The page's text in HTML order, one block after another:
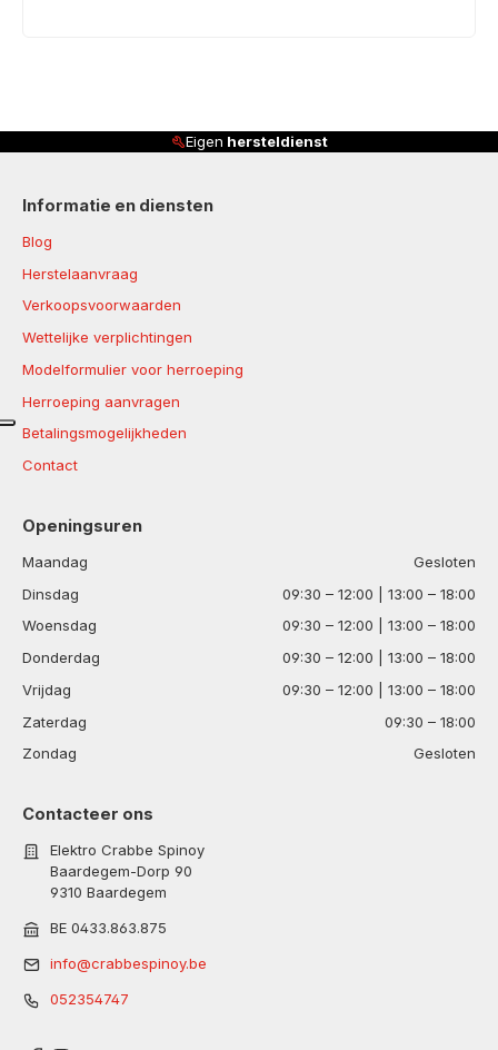
Eigen hersteldienst
Informatie en diensten
Blog
Herstelaanvraag
Verkoopsvoorwaarden
Wettelijke verplichtingen
Modelformulier voor herroeping
Herroeping aanvragen
Betalingsmogelijkheden
Contact
Openingsuren
Maandag
Gesloten
Dinsdag
09:30 – 12:00 | 13:00 – 18:00
Woensdag
09:30 – 12:00 | 13:00 – 18:00
Donderdag
09:30 – 12:00 | 13:00 – 18:00
Vrijdag
09:30 – 12:00 | 13:00 – 18:00
Zaterdag
09:30 – 18:00
Zondag
Gesloten
Contacteer ons
Elektro Crabbe Spinoy
Baardegem-Dorp 90
9310 Baardegem
BE 0433.863.875
info@crabbespinoy.be
052354747